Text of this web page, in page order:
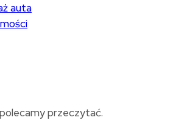
auta
przeczytać.